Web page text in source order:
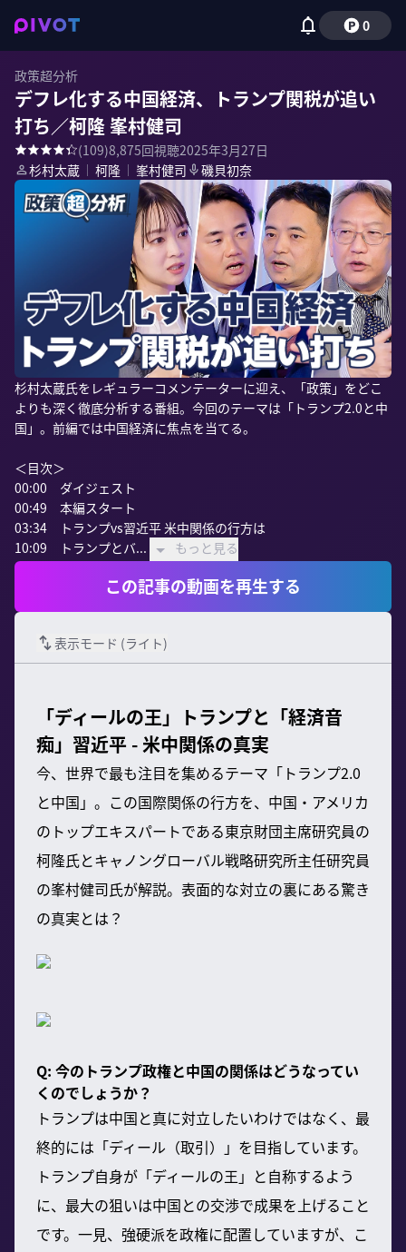
0
政策超分析
デフレ化する中国経済、トランプ関税が追い
打ち／柯隆 峯村健司
(109)8,875回視聴2025年3月27日
杉村太蔵 ｜ 柯隆 ｜ 峯村健司 磯貝初奈
杉村太蔵氏をレギュラーコメンテーターに迎え、「政策」をどこ
よりも深く徹底分析する番組。今回のテーマは「トランプ2.0と中
国」。前編では中国経済に焦点を当てる。
＜目次＞
00:00　ダイジェスト
00:49　本編スタート
03:34　トランプvs習近平 米中関係の行方は
10:09　トランプとバ...
もっと見る
この記事の動画を再生する
表示モード (ライト)
「ディールの王」トランプと「経済音
痴」習近平 - 米中関係の真実
今、世界で最も注目を集めるテーマ「トランプ2.0
と中国」。この国際関係の行方を、中国・アメリカ
のトップエキスパートである東京財団主席研究員の
柯隆氏とキャノングローバル戦略研究所主任研究員
の峯村健司氏が解説。表面的な対立の裏にある驚き
の真実とは？
Q: 今のトランプ政権と中国の関係はどうなってい
くのでしょうか？
トランプは中国と真に対立したいわけではなく、最
終的には「ディール（取引）」を目指しています。
トランプ自身が「ディールの王」と自称するよう
に、最大の狙いは中国との交渉で成果を上げること
です。一見、強硬派を政権に配置していますが、こ